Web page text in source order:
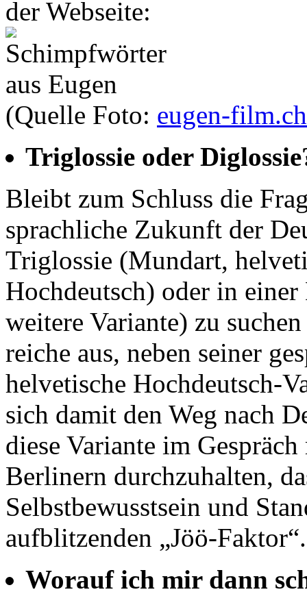
der Webseite:
(Quelle Foto: eugen-film.ch
Triglossie oder
Bleibt zum Schluss die
sprachliche Zukunft der
Triglossie (Mundart,
Hochdeutsch) oder in
weitere Variante) zu
reiche aus, neben seiner
helvetische Hochdeutsch-
sich damit den Weg nach
diese Variante im
Berlinern durchzuhalten,
Selbstbewusstsein und
aufblitzenden „Jöö-Faktor“.
Worauf ich mir dann